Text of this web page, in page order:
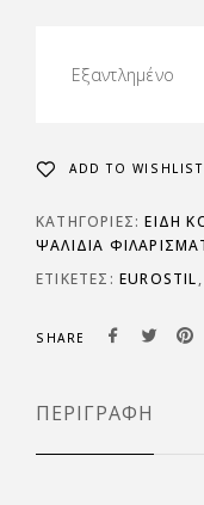
Εξαντλημένο
ADD TO WISHLIST
ΚΑΤΗΓΟΡΊΕΣ:ΕΙΔΗ
ΨΑΛΊΔΙΑ
ΕΤΙΚΈΤΕΣ: EUROSTIL
SHARE
ΠΕΡΙΓΡΑΦΉ